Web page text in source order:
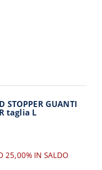
STOPPER GUANTI
taglia L
25,00% IN SALDO